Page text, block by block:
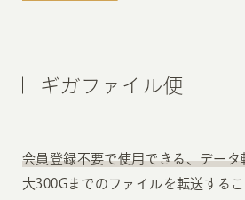
ギガファイル便
会員登録不要で使用できる、データ
大300Gまでのファイルを転送する